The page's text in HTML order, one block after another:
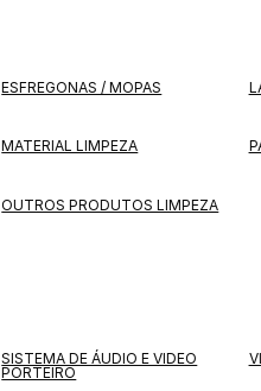
ESFREGONAS / MOPAS
MATERIAL LIMPEZA
OUTROS PRODUTOS LIMPEZA
SISTEMA DE ÁUDIO E VIDEO
PORTEIRO